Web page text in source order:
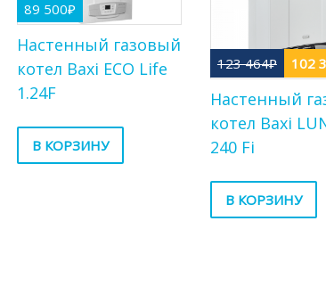
89 500₽
Настенный газовый
котел Baxi ECO Life
1.24F
В КОРЗИНУ
123 464₽
цена
составляла
123
102
цена:
102
300₽.
Настенный
котел Baxi
240 Fi
В КОРЗИНУ